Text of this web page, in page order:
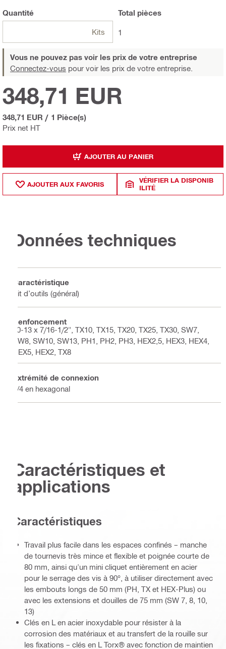
Quantité
Kits
Total pièces
1
Vous ne pouvez pas voir les prix de votre entreprise
Connectez-vous pour voir les prix de votre entreprise.
Prix net HT
348,71 EUR
348,71 EUR / 1 Pièce(s)
AJOUTER AU PANIER
AJOUTER AUX FAVORIS
VÉRIFIER LA DISPONIB
ILITÉ
Données techniques
Caractéristique
Kit d’outils (général)
Renfoncement
10-13 x 7/16-1/2", TX10, TX15, TX20, TX25, TX30, SW7,
SW8, SW10, SW13, PH1, PH2, PH3, HEX2,5, HEX3, HEX4,
HEX5, HEX2, TX8
Extrémité de connexion
1/4 en hexagonal
Caractéristiques et
applications
Caractéristiques
Travail plus facile dans les espaces confinés – manche
de tournevis très mince et flexible et poignée courte de
80 mm, ainsi qu'un mini cliquet entièrement en acier
pour le serrage des vis à 90°, à utiliser directement avec
les embouts longs de 50 mm (PH, TX et HEX-Plus) ou
avec les extensions et douilles de 75 mm (SW 7, 8, 10,
13)
Clés en L en acier inoxydable pour résister à la
corrosion des matériaux et au transfert de la rouille sur
les fixations – clés en L Torx® avec fonction de maintien